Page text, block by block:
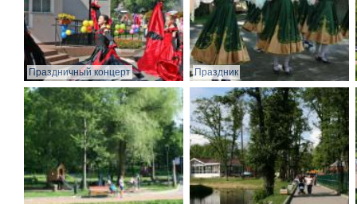
Праздничный концерт Праздник